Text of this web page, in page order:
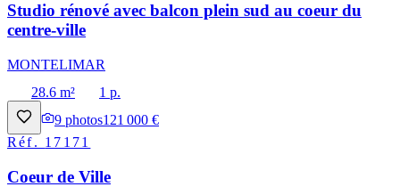
Studio rénové avec balcon plein sud au coeur du
centre-ville
MONTELIMAR
28.6 m²
1 p.
9 photos121 000 €
Réf. 17171
Coeur de Ville